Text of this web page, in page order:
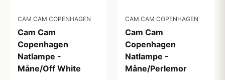
CAM CAM COPENHAGEN
Cam Cam
Copenhagen
Natlampe -
Måne/Off White
CAM CAM COPENHAGEN
Cam Cam
Copenhagen
Natlampe -
Måne/Perlemor